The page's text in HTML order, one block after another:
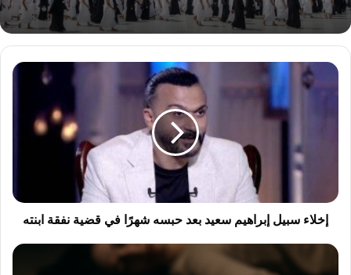
إ
ل
ر
إخلاء سبيل إبراهيم سعيد بعد حبسه شهرًا في قضية نفقة ابنته
م